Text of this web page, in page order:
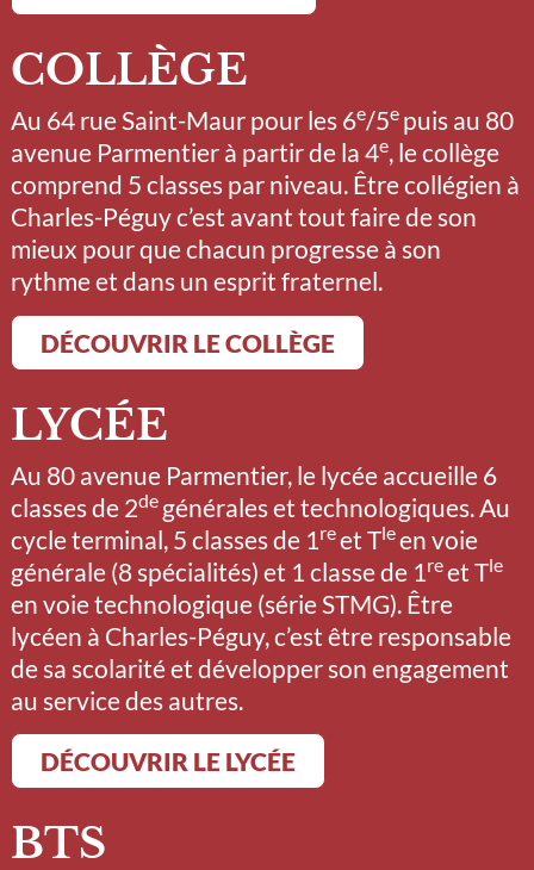
COLLÈGE
Au 64 rue Saint-Maur pour les 6e/5e puis au 80
avenue Parmentier à partir de la 4e, le collège
comprend 5 classes par niveau. Être collégien à
Charles-Péguy c’est avant tout faire de son
mieux pour que chacun progresse à son
rythme et dans un esprit fraternel.
DÉCOUVRIR LE COLLÈGE
LYCÉE
Au 80 avenue Parmentier, le lycée accueille 6
classes de 2de générales et technologiques. Au
cycle terminal, 5 classes de 1 reet Tleen voie
générale (8 spécialités) et 1 classe de 1 reet Tle
en voie technologique (série STMG). Être
lycéen à Charles-Péguy, c’est être responsable
de sa scolarité et développer son engagement
au service des autres.
DÉCOUVRIR LE LYCÉE
BTS